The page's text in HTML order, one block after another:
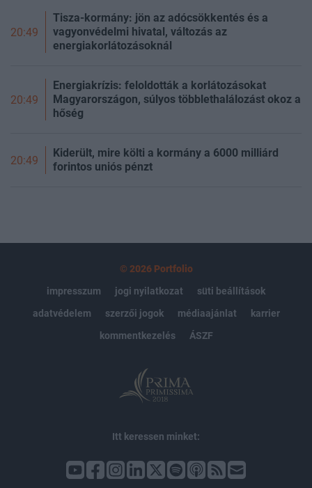
20:49
Tisza-kormány: jön az adócsökkentés és a
vagyonvédelmi hivatal, változás az
energiakorlátozásoknál
20:49
Energiakrízis: feloldották a korlátozásokat
Magyarországon, súlyos többlethalálozást okoz a
hőség
20:49
Kiderült, mire költi a kormány a 6000 milliárd
forintos uniós pénzt
© 2026 Portfolio
impresszum
jogi nyilatkozat
süti beállítások
adatvédelem
szerzői jogok médiaajánlat
karrier
kommentkezelés
ÁSZF
Itt keressen minket: